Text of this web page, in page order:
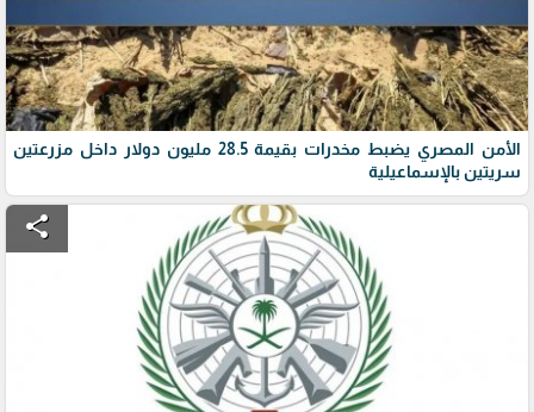
الأمن المصري يضبط مخدرات بقيمة 28.5 مليون دولار داخل مزرعتين
سريتين بالإسماعيلية
share